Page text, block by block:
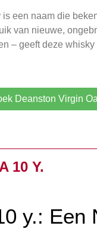
een naam die
van nieuwe,
– geeft deze whisky
Deanston Virgin
10 Y.
y.: Een